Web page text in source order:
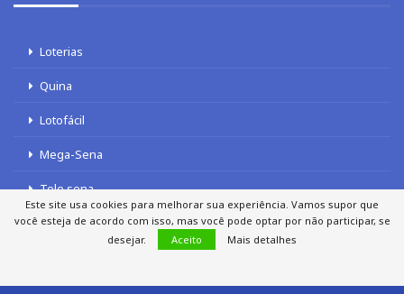
Loterias
Quina
Lotofácil
Mega-Sena
Tele sena
Este site usa cookies para melhorar sua experiência. Vamos supor que
você esteja de acordo com isso, mas você pode optar por não participar, se
desejar.
Aceito Mais detalhes